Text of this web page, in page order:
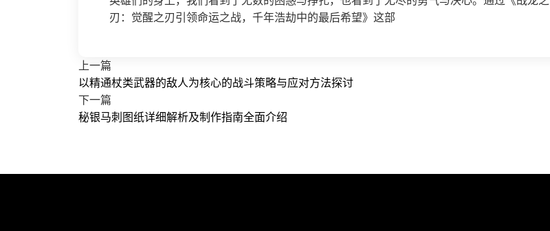
刃：觉醒之刃引领命运之战，千年浩劫中的最后希望》这部
上一篇
以精通杖类武器的敌人为核心的战斗策略与应对方法探讨
下一篇
秘银马刺图纸详细解析及制作指南全面介绍